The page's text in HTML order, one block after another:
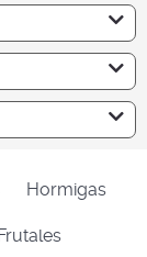
Hormigas